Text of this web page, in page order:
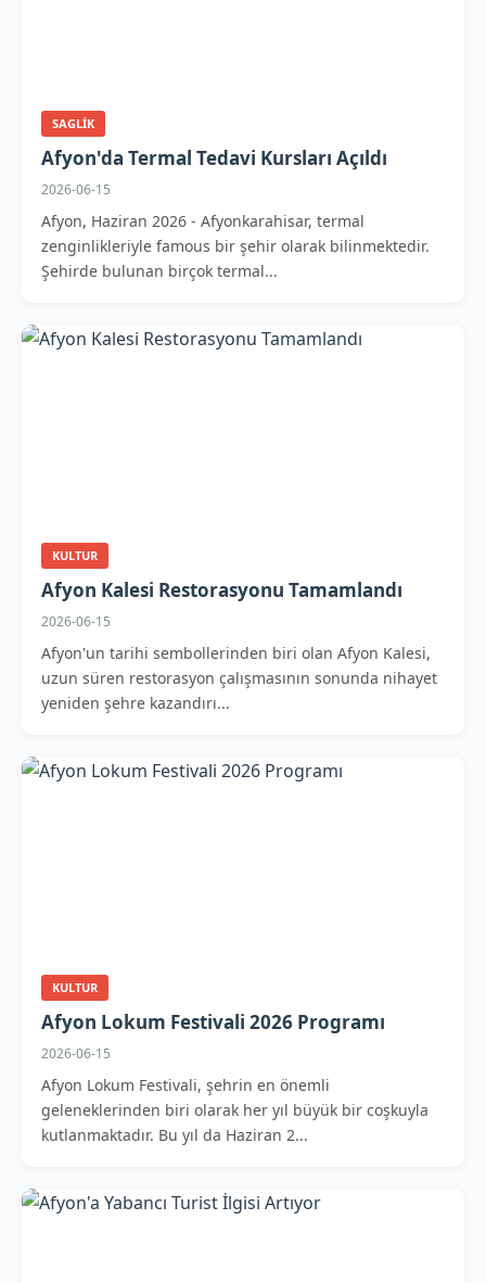
SAGLIK
Afyon'da Termal Tedavi Kursları Açıldı
2026-06-15
Afyon, Haziran 2026 - Afyonkarahisar, termal
zenginlikleriyle famous bir şehir olarak bilinmektedir.
Şehirde bulunan birçok termal...
KULTUR
Afyon Kalesi Restorasyonu Tamamlandı
2026-06-15
Afyon'un tarihi sembollerinden biri olan Afyon Kalesi,
uzun süren restorasyon çalışmasının sonunda nihayet
yeniden şehre kazandırı...
KULTUR
Afyon Lokum Festivali 2026 Programı
2026-06-15
Afyon Lokum Festivali, şehrin en önemli
geleneklerinden biri olarak her yıl büyük bir coşkuyla
kutlanmaktadır. Bu yıl da Haziran 2...